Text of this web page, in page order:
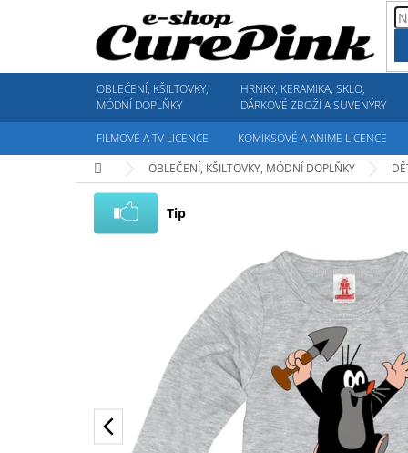
OBLEČENÍ, KŠILTOVKY,
MÓDNÍ DOPLŇKY
HRNKY, KERAMIKA, SKLO,
DÁRKOVÉ ZBOŽÍ A SUVENÝRY
FILMOVÉ A TV LICENCE
KOMIKSOVÉ A ANIME LICENCE
Domů
OBLEČENÍ, KŠILTOVKY, MÓDNÍ DOPLŇKY
Tip